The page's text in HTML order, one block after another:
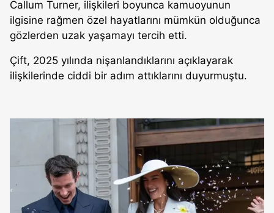
Callum Turner, ilişkileri boyunca kamuoyunun
ilgisine rağmen özel hayatlarını mümkün olduğunca
gözlerden uzak yaşamayı tercih etti.
Çift, 2025 yılında nişanlandıklarını açıklayarak
ilişkilerinde ciddi bir adım attıklarını duyurmuştu.